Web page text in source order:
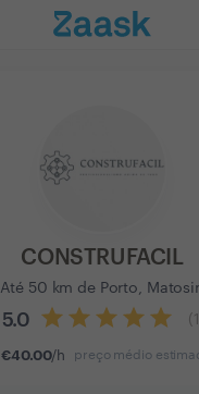
CONSTRUFACIL
Até 50 km de Porto,
5.0
€40.00/h preço médio